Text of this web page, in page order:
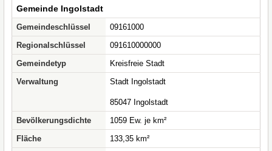
Gemeinde Ingolstadt
Gemeindeschlüssel
09161000
Regionalschlüssel
091610000000
Gemeindetyp
Kreisfreie Stadt
Verwaltung
Stadt Ingolstadt
85047 Ingolstadt
Bevölkerungsdichte
1059 Ew. je km²
Fläche
133,35 km²